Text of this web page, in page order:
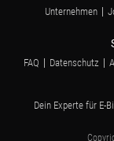
Unternehmen
FAQ Datenschutz
Dein Experte für E-